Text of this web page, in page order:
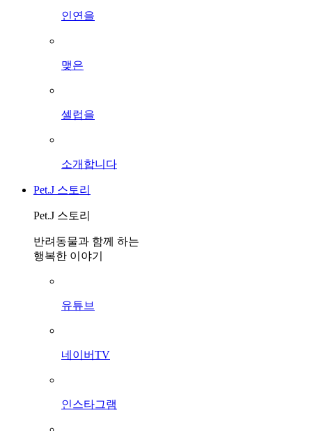
인연을
맺은
셀럽을
소개합니다
Pet.J 스토리
Pet.J 스토리
반려동물과 함께 하는
행복한 이야기
유튜브
네이버TV
인스타그램